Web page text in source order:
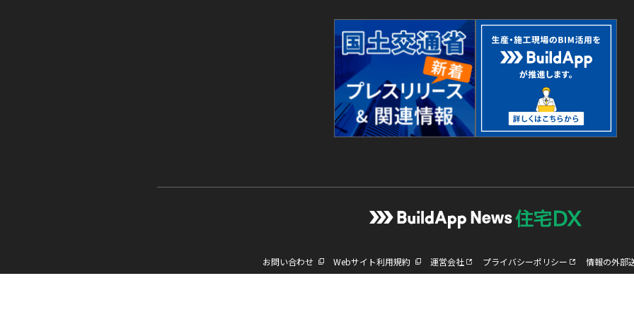
お問い合わせ Webサイト利用規約 運営会社 プライバシーポリシー
情報の外部